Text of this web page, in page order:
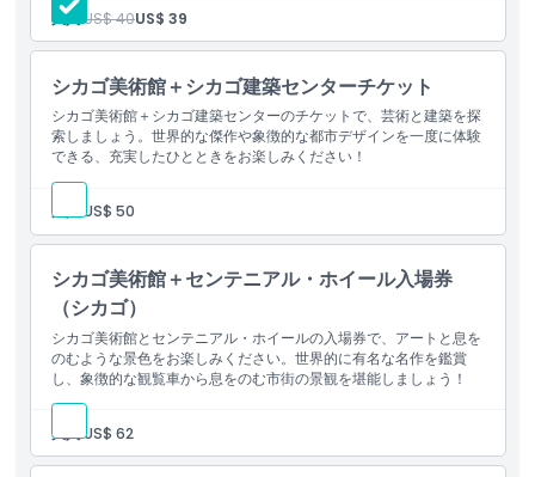
子供／大人ポリシー
除外事項
営業時間
注意事項
場所
行き方
引換方法
大人: US$ 40US$ 39
シカゴ美術館＋シカゴ建築センターチケット
シカゴ美術館＋シカゴ建築センターのチケットで、芸術と建築を探
索しましょう。世界的な傑作や象徴的な都市デザインを一度に体験
できる、充実したひとときをお楽しみください！
大人: US$ 50
シカゴ美術館＋センテニアル・ホイール入場券
（シカゴ）
シカゴ美術館とセンテニアル・ホイールの入場券で、アートと息を
のむような景色をお楽しみください。世界的に有名な名作を鑑賞
し、象徴的な観覧車から息をのむ市街の景観を堪能しましょう！
大人:US$ 62